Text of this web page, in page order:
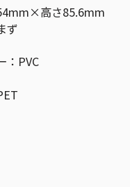
高さ85.6mm
ず
：PVC